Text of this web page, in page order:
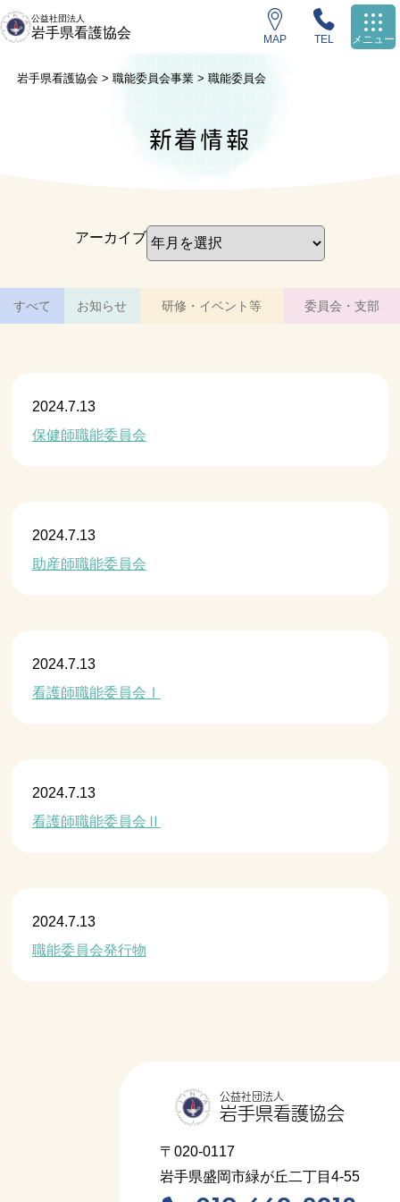
公益社団法人
岩手県看護協会 MAP TEL メニュー
岩手県看護協会 >職能委員会事業 >職能委員会
新着情報
アーカイブ
すべて お知らせ 研修・イベント等 委員会・支部
2024.7.13
保健師職能委員会
2024.7.13
助産師職能委員会
2024.7.13
看護師職能委員会Ⅰ
2024.7.13
看護師職能委員会Ⅱ
2024.7.13
職能委員会発行物
公益社団法人
岩手県看護協会
〒020-0117
岩手県盛岡市緑が丘二丁目4-55